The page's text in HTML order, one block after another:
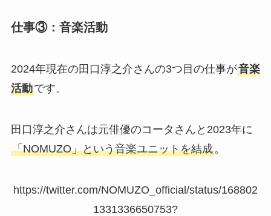
仕事③：音楽活動
2024年現在の田口淳之介さんの3つ目の仕事が音楽
活動です。
田口淳之介さんは元俳優のコータさんと2023年に
「NOMUZO」という音楽ユニットを結成。
https://twitter.com/NOMUZO_official/status/168802
1331336650753?